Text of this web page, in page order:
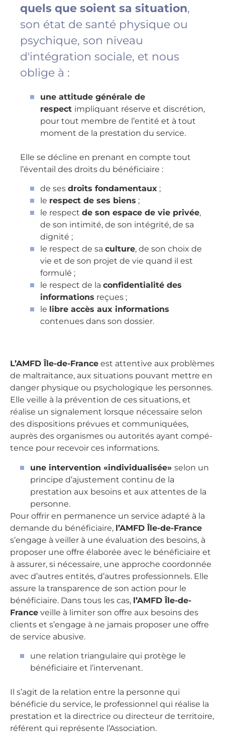
quels que soient sa situation,
son état de santé physique ou
psychique, son niveau
d'intégration sociale, et nous
oblige à :
une attitude générale de
respect impliquant réserve et discrétion,
pour tout membre de l’entité et à tout
moment de la prestation du service.
Elle se décline en prenant en compte tout
l’éven­tail des droits du bénéficiaire :
de ses droits fondamentaux ;
le respect de ses biens ;
le respect de son espace de vie privée,
de son intimité, de son intégrité, de sa
dignité ;
le respect de sa culture, de son choix de
vie et de son projet de vie quand il est
formulé ;
le respect de la confidentialité des
infor­mations reçues ;
le libre accès aux informations
contenues dans son dossier.
L’AMFD Île-de-France est attentive aux problèmes
de maltraitance, aux situations pouvant mettre en
danger physique ou psychologique les personnes.
Elle veille à la prévention de ces situations, et
réalise un signalement lorsque nécessaire selon
des dispositions prévues et communiquées,
auprès des organismes ou autorités ayant compé­
tence pour recevoir ces informations.
une intervention «individualisée» selon un
principe d’ajustement continu de la
prestation aux besoins et aux attentes de la
personne.
Pour offrir en permanence un service adapté à la
demande du bénéficiaire, l’AMFD Île-de-France
s’engage à veiller à une évaluation des besoins, à
proposer une offre élaborée avec le bénéficiaire et
à assurer, si nécessaire, une approche coordonnée
avec d’autres entités, d’autres profes­sionnels. Elle
assure la transparence de son action pour le
bénéficiaire. Dans tous les cas, l’AMFD Île-de-
France veille à limiter son offre aux besoins des
clients et s’engage à ne jamais proposer une offre
de service abusive.
une relation triangulaire qui protège le
bénéficiaire et l’intervenant.
Il s’agit de la relation entre la personne qui
bénéficie du service, le professionnel qui réalise la
prestation et la directrice ou directeur de territoire,
référent qui représente l’Association.